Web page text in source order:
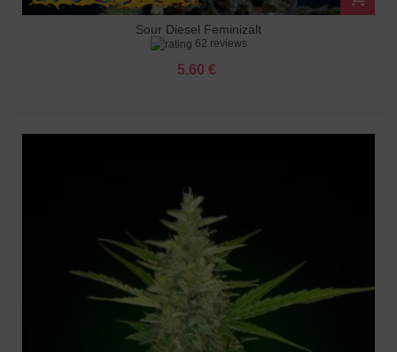
Sour Diesel Feminizált
62 reviews
5.60 €